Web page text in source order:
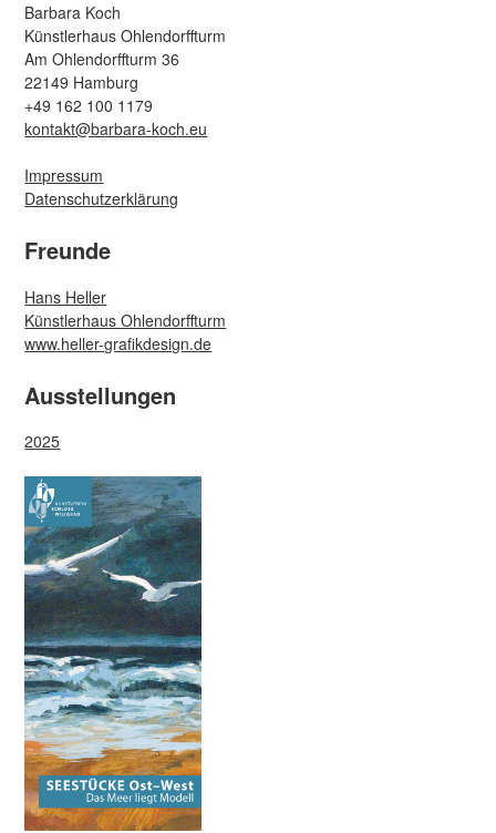
Barbara Koch
Künstlerhaus Ohlendorffturm
Am Ohlendorffturm 36
22149 Hamburg
+49 162 100 1179
kontakt@barbara-koch.eu
Impressum
Datenschutzerklärung
Freunde
Hans Heller
Künstlerhaus Ohlendorffturm
www.heller-grafikdesign.de
Ausstellungen
2025